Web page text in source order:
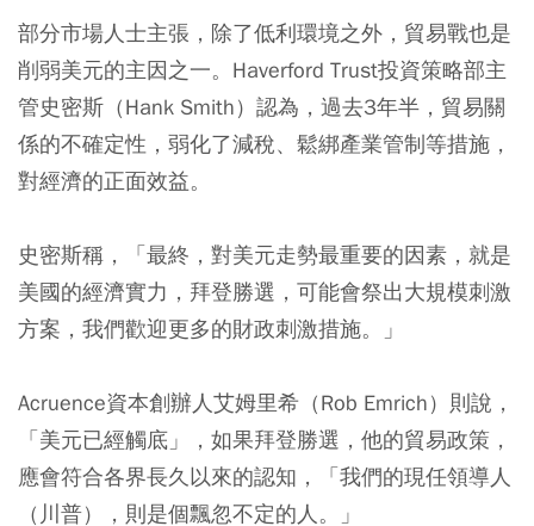
部分市場人士主張，除了低利環境之外，貿易戰也是
削弱美元的主因之一。Haverford Trust投資策略部主
管史密斯（Hank Smith）認為，過去3年半，貿易關
係的不確定性，弱化了減稅、鬆綁產業管制等措施，
對經濟的正面效益。
史密斯稱，「最終，對美元走勢最重要的因素，就是
美國的經濟實力，拜登勝選，可能會祭出大規模刺激
方案，我們歡迎更多的財政刺激措施。」
Acruence資本創辦人艾姆里希（Rob Emrich）則說，
「美元已經觸底」，如果拜登勝選，他的貿易政策，
應會符合各界長久以來的認知，「我們的現任領導人
（川普），則是個飄忽不定的人。」